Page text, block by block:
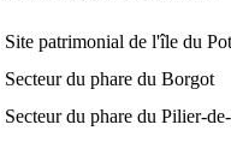
Site patrimonial de l'île du
Secteur du phare du Borgot
Secteur du phare du Pilier-